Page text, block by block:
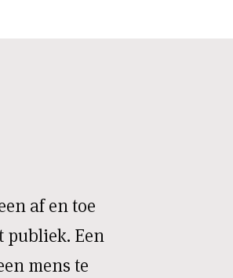
af en toe
publiek. Een
mens te